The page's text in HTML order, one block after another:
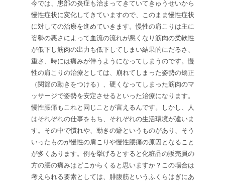
今では、患部の炎症も治まってきていてきゅうせいから
慢性症状に変化してきていますので、このまま慢性症状
に対しての治療を進めていきます。慢性の肩こりは主に
姿勢の悪さによって血流の流れが悪くなり筋肉の柔軟性
が低下し筋肉の出力も低下してしまい結果的にだるさ、
重さ、時には痛みが伴うようになってしまうのです。慢
性の肩こりの治療としては、崩れてしまった姿勢の矯正
（関節の動きをつける）、硬くなってしまった筋肉のマ
ッサージで姿勢を安定させるといった治療になります。
慢性腰痛もこれと同じことが言えるんです。しかし、人
はそれぞれの仕事をもち、それぞれの生活環境が違いま
す。その中で慣れや、動きの癖というものがあり、そう
いったものが慢性の肩こりや慢性腰痛の原因となること
が多くあります。例を挙げるとすると化粧品の販売員の
方の腰の痛みはどこからくると思いますか？この場合は
考えられる要素としては、腓腹筋というふくらはぎにあ